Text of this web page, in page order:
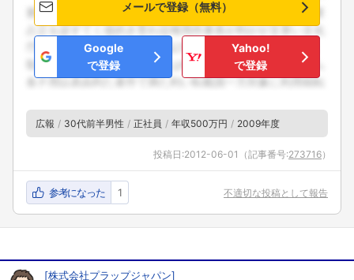
メールで登録（無料）
Google
で登録
Yahoo!
で登録
広報 30代前半男性 正社員 年収500万円 2009年度
投稿日:2012-06-01 （記事番号:273716）
参考になった 1 不適切な投稿として報告
[株式会社プラップジャパン]